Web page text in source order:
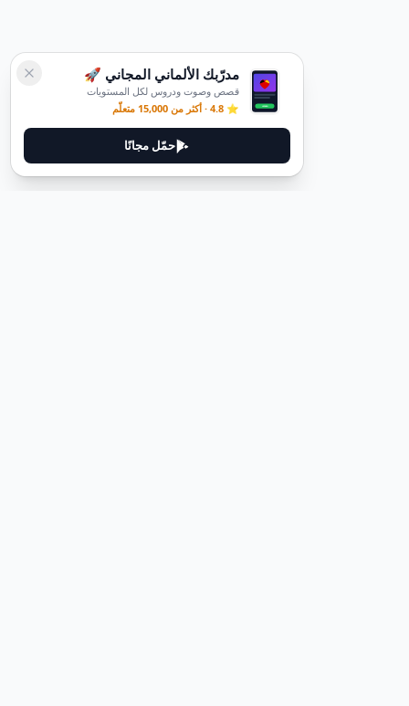
مدرّبك الألماني المجاني 🚀
قصص وصوت ودروس لكل المستويات
⭐ 4.8 · أكثر من 15,000 متعلّم
حمّل مجانًا